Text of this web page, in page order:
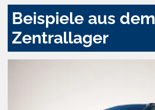
Beispiele aus dem
Zentrallager